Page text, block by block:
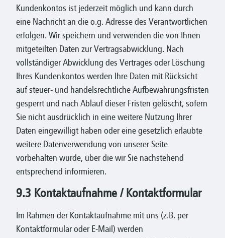
Kundenkontos ist jederzeit möglich und kann durch
eine Nachricht an die o.g. Adresse des Verantwortlichen
erfolgen. Wir speichern und verwenden die von Ihnen
mitgeteilten Daten zur Vertragsabwicklung. Nach
vollständiger Abwicklung des Vertrages oder Löschung
Ihres Kundenkontos werden Ihre Daten mit Rücksicht
auf steuer- und handelsrechtliche Aufbewahrungsfristen
gesperrt und nach Ablauf dieser Fristen gelöscht, sofern
Sie nicht ausdrücklich in eine weitere Nutzung Ihrer
Daten eingewilligt haben oder eine gesetzlich erlaubte
weitere Datenverwendung von unserer Seite
vorbehalten wurde, über die wir Sie nachstehend
entsprechend informieren.
9.3 Kontaktaufnahme / Kontaktformular
Im Rahmen der Kontaktaufnahme mit uns (z.B. per
Kontaktformular oder E-Mail) werden